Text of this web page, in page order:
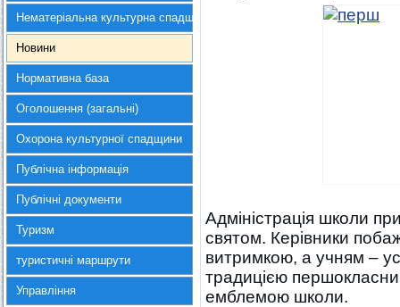
Нематеріальна культурна спадщина
Новини
Нормативна база
Оголошення (загальні)
Охорона культурної спадщини
Публічна інформація
Публічні документи
Туризм
туристичні маршрути
Управління
Адміністрація школи
святом. Керівники
витримкою, а учням –
традицією
емблемою школи.